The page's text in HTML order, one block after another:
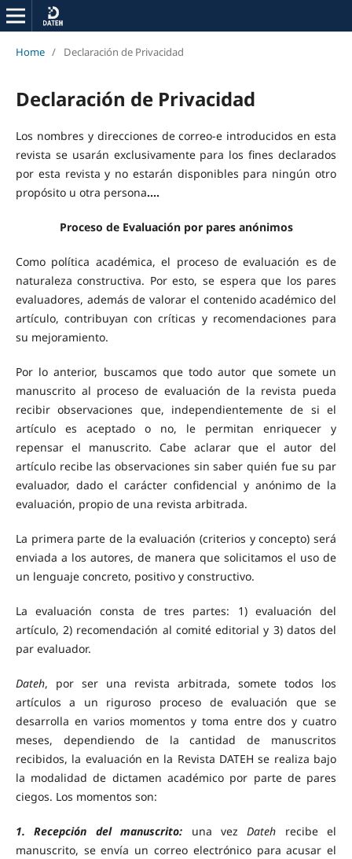
Home / Declaración de Privacidad
Declaración de Privacidad
Los nombres y direcciones de correo-e introducidos en esta
revista se usarán exclusivamente para los fines declarados
por esta revista y no estarán disponibles para ningún otro
propósito u otra persona....
Proceso de Evaluación por pares anónimos
Como política académica, el proceso de evaluación es de
naturaleza constructiva. Por esto, se espera que los pares
evaluadores, además de valorar el contenido académico del
artículo, contribuyan con críticas y recomendaciones para
su mejoramiento.
Por lo anterior, buscamos que todo autor que somete un
manuscrito al proceso de evaluación de la revista pueda
recibir observaciones que, independientemente de si el
artículo es aceptado o no, le permitan enriquecer y
repensar el manuscrito. Cabe aclarar que el autor del
artículo recibe las observaciones sin saber quién fue su par
evaluador, dado el carácter confidencial y anónimo de la
evaluación, propio de una revista arbitrada.
La primera parte de la evaluación (criterios y concepto) será
enviada a los autores, de manera que solicitamos el uso de
un lenguaje concreto, positivo y constructivo.
La evaluación consta de tres partes: 1) evaluación del
artículo, 2) recomendación al comité editorial y 3) datos del
par evaluador.
Dateh, por ser una revista arbitrada, somete todos los
artículos a un riguroso proceso de evaluación que se
desarrolla en varios momentos y toma entre dos y cuatro
meses, dependiendo de la cantidad de manuscritos
recibidos, la evaluación en la Revista DATEH se realiza bajo
la modalidad de dictamen académico por parte de pares
ciegos. Los momentos son:
1. Recepción del manuscrito: una vezDateh recibe el
manuscrito, se envía un correo electrónico para acusar el